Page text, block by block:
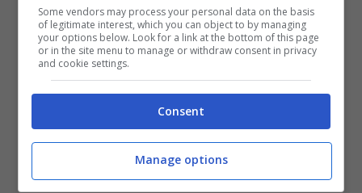
Warner Bros. Lìl’ex conduttore e direttore
artistico degli ultimi cinque Festival di
Sanremo avrà una importante voce in
capitolo sui progetti che lo vedranno come
protagonista, e non farà solo da
Some vendors may process your personal data on the basis
of legitimate interest, which you can object to by managing
your options below. Look for a link at the bottom of this page
or in the site menu to manage or withdraw consent in privacy
and cookie settings.
Consent
Manage options